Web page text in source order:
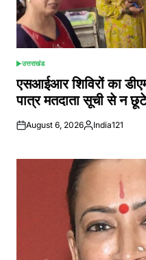
POSTED
IN
उत्तराखंड
एसआईआर शिविरों का
पात्र मतदाता सूची से न
August 6, 2026Posted
India121